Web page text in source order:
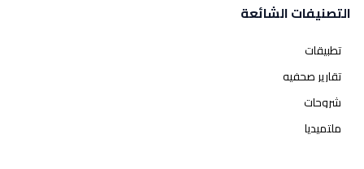
التصنيفات الشائعة
تطبيقات
تقارير صحفيه
شروحات
ملتميديا